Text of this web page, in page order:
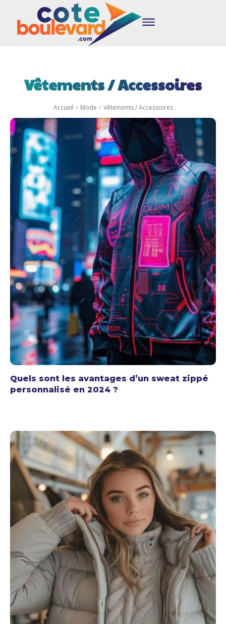
Vêtements / Accessoires
Accueil Mode Vêtements / Accessoires
Quels sont les avantages d’un sweat zippé
personnalisé en 2024 ?